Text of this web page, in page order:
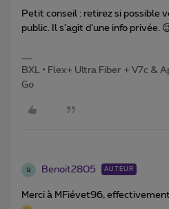
Petit conseil : retirez si possible
public. Il s’agit d’une info privée.
BXL • Flex+ Ultra Fiber + V7c &
Go
B Benoit2805 AUTEUR
Merci à MFiévet96,